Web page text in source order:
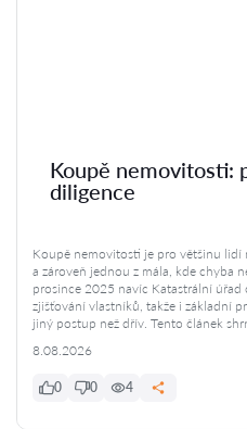
Koupě nemovitosti:
diligence
Koupě nemovitosti je pro většinu lidí
a zároveň jednou z mála, kde chyba
prosince 2025 navíc Katastrální
zjišťování vlastníků, takže i základní
jiný postup než dřív. Tento článek
8.08.2026
0 0 4